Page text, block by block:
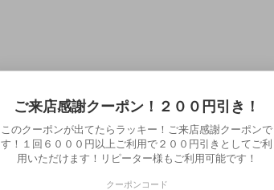
ご来店感謝クーポン！２００円引き！
このクーポンが出てたらラッキー！ご来店感謝クーポンで
す！１回６０００円以上ご利用で２００円引きとしてご利
用いただけます！リピーター様もご利用可能です！
クーポンコード